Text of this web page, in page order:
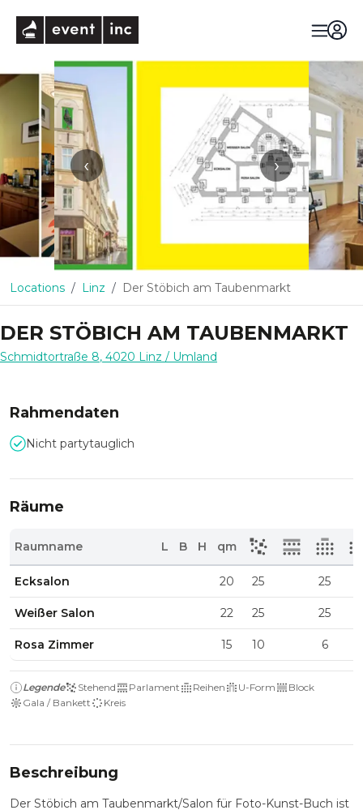
‹ ›
Locations Linz Der Stöbich am Taubenmarkt
DER STÖBICH AM TAUBENMARKT
Schmidtortraße 8, 4020 Linz / Umland
Rahmendaten
Nicht partytauglich
Räume
Raumname L B H qm
Ecksalon 20 25 25
Weißer Salon 22 25 25
Rosa Zimmer 15 10 6
Legende Stehend Parlament Reihen U-Form
Block
Gala / Bankett
Kreis
Beschreibung
Der Stöbich am Taubenmarkt/Salon für Foto-Kunst-Buch ist